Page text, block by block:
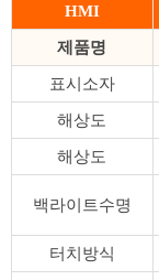
HMI
제품명
표시소자
해상도
해상도
백라이트수명
터치방식